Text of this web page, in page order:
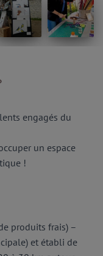
engagés du
un espace
!
produits frais) –
et établi de